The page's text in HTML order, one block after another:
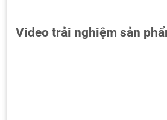
Video trải nghiệm sản